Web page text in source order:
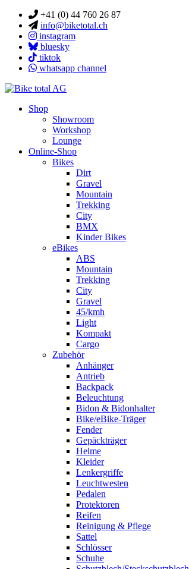
+41 (0) 44 760 26 87
info@biketotal.ch
instagram
bluesky
tiktok
whatsapp channel
Shop
Showroom
Workshop
Lounge
Online-Shop
Bikes
Dirt
Gravel
Mountain
Trekking
City
BMX
Kinder Bikes
eBikes
ABS
Mountain
Trekking
City
Gravel
45/kmh
Light
Kompakt
Cargo
Zubehör
Anhänger
Antrieb
Backpack
Beleuchtung
Bidon & Bidonhalter
Bike/eBike-Träger
Fender
Gepäckträger
Helme
Kleider
Lenkergriffe
Leuchtwesten
Pedalen
Protektoren
Reifen
Reinigung & Pflege
Sattel
Schlösser
Schuhe